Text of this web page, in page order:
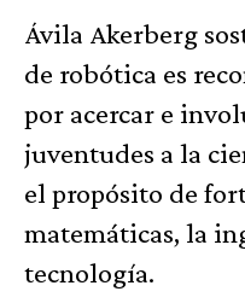
Ávila Akerberg
de robótica es
por acercar e
juventudes a la
el propósito de
matemáticas, la
tecnología.